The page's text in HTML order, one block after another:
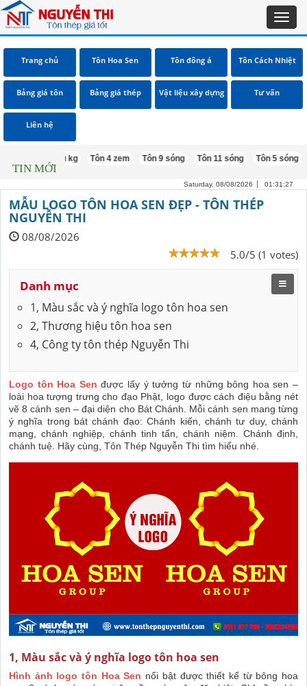
Trang chủ Tôn Hoa Sen Tôn đông á Tôn Cách Nhiệt
Bảng giá tôn Bảng giá thép Vật liệu xây dựng Tư vấn
Liên hệ
TIN MỚI
Tôn 4 zem Tôn 9 sóng Tôn 11 sóng Tôn 5 sóng
Saturday, 08/08/2026 01:31:28
MẪU LOGO TÔN HOA SEN ĐẸP - TÔN THÉP
NGUYỄN THI
08/08/2026
5.0/5 (1 votes)
Danh mục
1, Màu sắc và ý nghĩa logo tôn hoa sen
2, Thương hiệu tôn hoa sen
4, Công ty tôn thép Nguyễn Thi
Logo tôn Hoa Sen được lấy ý tưởng từ những bông hoa sen –
loài hoa tượng trưng cho đạo Phật, logo được cách điệu bằng nét
vẽ 8 cánh sen – đại diện cho Bát Chánh. Mỗi cánh sen mang từng
ý nghĩa trong bát chánh đạo: Chánh kiến, chánh tư duy, chánh
mạng, chánh nghiệp, chánh tinh tấn, chánh niệm. Chánh định,
chánh tuệ. Hãy cùng, Tôn Thép Nguyễn Thi tìm hiểu nhé.
1, Màu sắc và ý nghĩa logo tôn hoa sen
Hình ảnh logo tôn Hoa Sen nổi bật được thiết kế từ bông hoa